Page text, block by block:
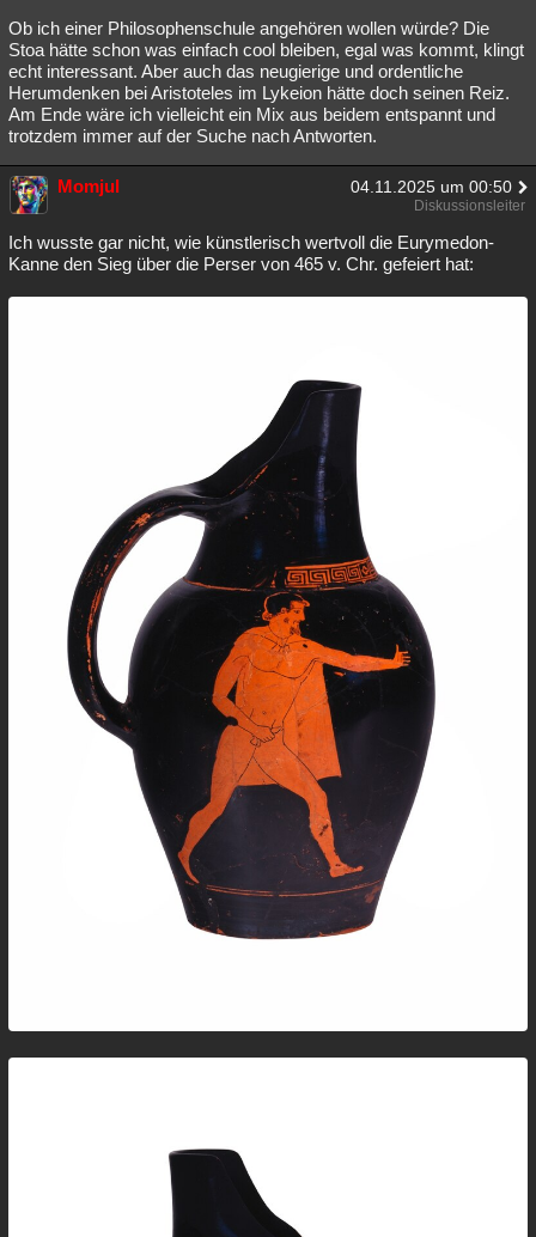
Ob ich einer Philosophenschule angehören wollen würde? Die
Stoa hätte schon was einfach cool bleiben, egal was kommt, klingt
echt interessant. Aber auch das neugierige und ordentliche
Herumdenken bei Aristoteles im Lykeion hätte doch seinen Reiz.
Am Ende wäre ich vielleicht ein Mix aus beidem entspannt und
trotzdem immer auf der Suche nach Antworten.
Momjul 04.11.2025 um 00:50
Diskussionsleiter
Ich wusste gar nicht, wie künstlerisch wertvoll die Eurymedon-
Kanne den Sieg über die Perser von 465 v. Chr. gefeiert hat: